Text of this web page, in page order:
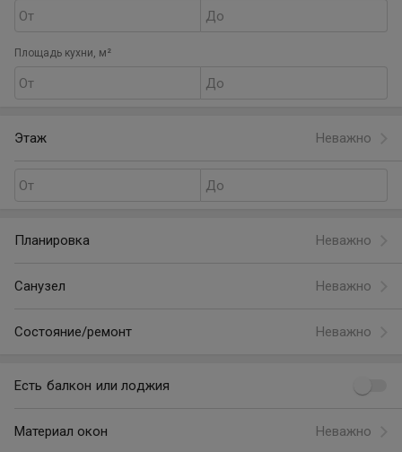
От До
Площадь кухни, м²
От До
Этаж Неважно
От До
Планировка Неважно
Санузел Неважно
Состояние/ремонт Неважно
Есть балкон или лоджия
Материал окон Неважно